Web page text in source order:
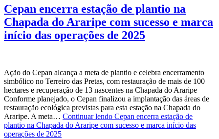
Cepan encerra estação de plantio na
Chapada do Araripe com sucesso e marca
início das operações de 2025
Ação do Cepan alcança a meta de plantio e celebra encerramento
simbólico no Terreiro das Pretas, com restauração de mais de 100
hectares e recuperação de 13 nascentes na Chapada do Araripe
Conforme planejado, o Cepan finalizou a implantação das áreas de
restauração ecológica previstas para esta estação na Chapada do
Araripe. A meta… Continuar lendo Cepan encerra estação de
plantio na Chapada do Araripe com sucesso e marca início das
operações de 2025